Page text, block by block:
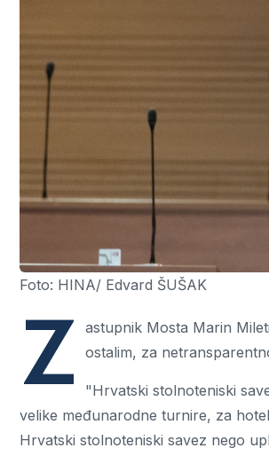
Foto: HINA/ Edvard ŠUŠAK
Z
astupnik Mosta Marin
ostalim, za
"Hrvatski stolnoteniski
velike međunarodne turnire, za
Hrvatski stolnoteniski savez nego